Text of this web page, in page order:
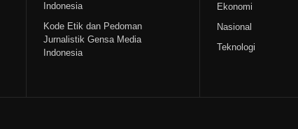
Indonesia
Kode Etik dan Pedoman
Jurnalistik Gensa Media
Indonesia
Ekonomi
Nasional
Teknologi